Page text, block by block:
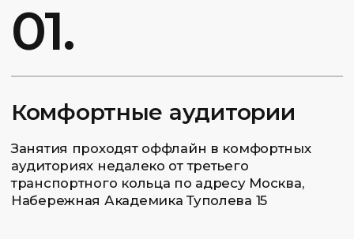
4 занятия
недели
Группа от 3 до 6 человек
Онлайн
Домашние задания
Начать обучение